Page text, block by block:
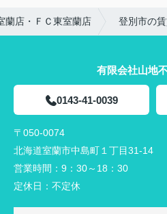
蘭店・ＦＣ東室蘭店 登別市の
有限会社山地
0143-41-0039
〒050-0074
北海道室蘭市中島町１丁目31-14
営業時間： 9：30～18：30
定休日： 不定休